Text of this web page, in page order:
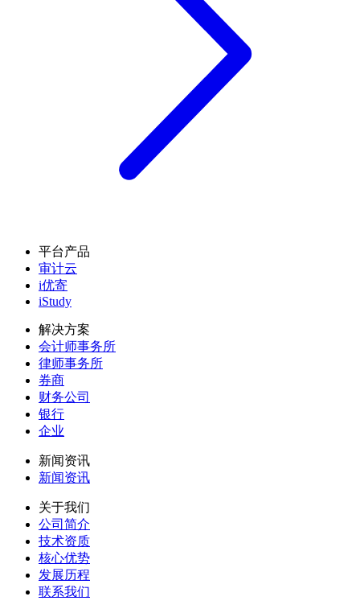
平台产品
审计云
i优寄
iStudy
解决方案
会计师事务所
律师事务所
券商
财务公司
银行
企业
新闻资讯
新闻资讯
关于我们
公司简介
技术资质
核心优势
发展历程
联系我们